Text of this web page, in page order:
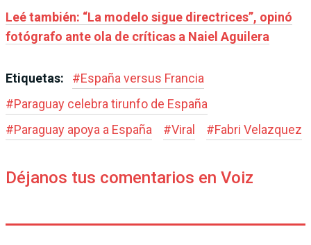
Leé también: “La modelo sigue directrices”, opinó
fotógrafo ante ola de críticas a Naiel Aguilera
Etiquetas: #España versus Francia
#Paraguay celebra tirunfo de España
#Paraguay apoya a España #Viral #Fabri Velazquez
Déjanos tus comentarios en Voiz